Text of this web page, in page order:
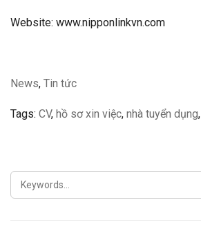
Website: www.nipponlinkvn.com
News, Tin tức
Tags: CV, hồ sơ xin việc, nhà tuyển dụng,
SEARCH
FOR: